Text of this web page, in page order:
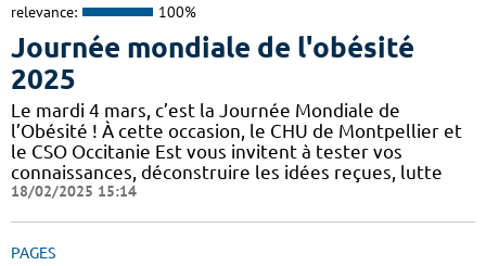
relevance: 100%
Journée mondiale de l'obésité
2025
Le mardi 4 mars, c’est la Journée Mondiale de
l’Obésité ! À cette occasion, le CHU de Montpellier et
le CSO Occitanie Est vous invitent à tester vos
connaissances, déconstruire les idées reçues, lutte
18/02/2025 15:14
PAGES